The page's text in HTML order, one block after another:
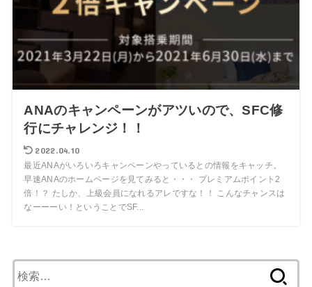
ANAのキャンペーンがアツいので、SFC修
行にチャレンジ！！
2022.04.10
最近ANAがいろいろキャンペーンやっているとの情報をキャッチ。
早速ANAのホームページを見てみると・・・ プレミアムポイント2
倍！？ たしか、上級会員になれるアレですな！！ こんなチャンスは
なーーーい！ということでSF...